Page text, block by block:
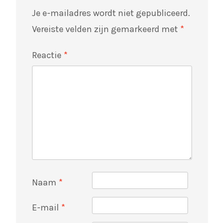
Je e-mailadres wordt niet gepubliceerd.
Vereiste velden zijn gemarkeerd met *
Reactie *
Naam *
E-mail *